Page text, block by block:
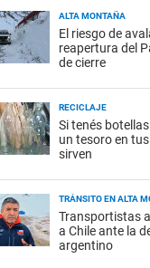
ALTA MONTAÑA
El riesgo de
reapertura del
de cierre
RECICLAJE
Si tenés
un tesoro en
sirven
TRÁNSITO EN ALTA
Transportistas
a Chile ante la
argentino